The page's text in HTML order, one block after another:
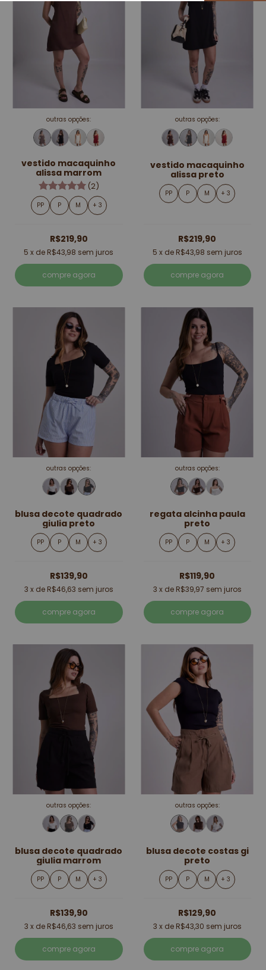
outras opções:
vestido macaquinho
alissa marrom
(2)
PP P M + 3
R$219,90
5 x de R$43,98 sem juros
compre agora
outras opções:
vestido macaquinho
alissa preto
PP P M + 3
R$219,90
5 x de R$43,98 sem juros
compre agora
outras opções:
blusa decote quadrado
giulia preto
PP P M + 3
R$139,90
3 x de R$46,63 sem juros
compre agora
outras opções:
regata alcinha paula
preto
PP P M + 3
R$119,90
3 x de R$39,97 sem juros
compre agora
outras opções:
blusa decote quadrado
giulia marrom
PP P M + 3
R$139,90
3 x de R$46,63 sem juros
compre agora
outras opções:
blusa decote costas gi
preto
PP P M + 3
R$129,90
3 x de R$43,30 sem juros
compre agora